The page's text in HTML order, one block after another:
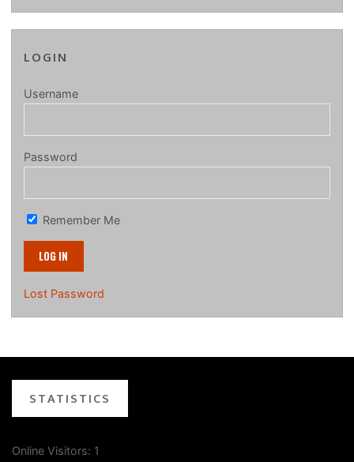
LOGIN
Username
Password
Remember Me
Lost Password
STATISTICS
Online Visitors: 1